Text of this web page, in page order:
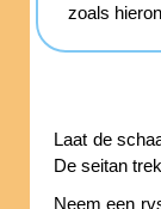
zoals
Laat de
De seitan
Neem een